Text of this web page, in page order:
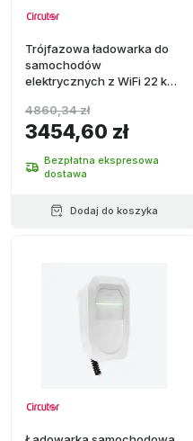
Trójfazowa ładowarka do
samochodów
elektrycznych z WiFi 22 kW
Kabel Typ 2 Czarny
3454,60 zł
4860,34 zł
Bezpłatna ekspresowa
dostawa
Dodaj do koszyka